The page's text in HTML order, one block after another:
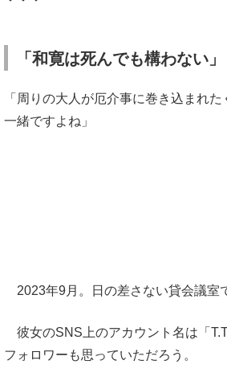
「和寛は死んでも構わない」
「周りの大人が厄介事に巻き込まれ
一緒ですよね」
2023年9月。日の差さない貸会議室
彼女のSNS上のアカウント名は「
フォロワーも思っていただろう。